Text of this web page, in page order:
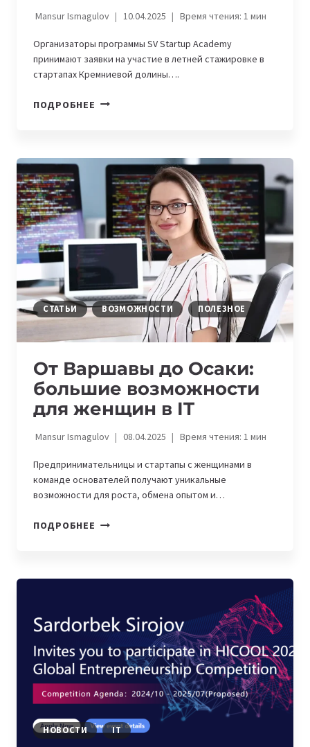
Mansur Ismagulov 10.04.2025 Время чтения: 1мин
Организаторы программы SV Startup Academy
принимают заявки на участие в летней стажировке в
стартапах Кремниевой долины….
ПОДРОБНЕЕ ОТКРЫТ
СТАРТАПАХ
КРЕМНИЕВОЙ
ДОЛИНЫ
ДЛЯ
ШКОЛЬНИКОВ
СТАТЬИ ВОЗМОЖНОСТИ ПОЛЕЗНОЕ
От Варшавы до Осаки:
большие возможности
для женщин в IT
Mansur Ismagulov 08.04.2025 Время чтения: 1мин
Предпринимательницы и стартапы с женщинами в
команде основателей получают уникальные
возможности для роста, обмена опытом и…
ПОДРОБНЕЕ ОТ
ДЛЯ
ЖЕНЩИН
В
IT
НОВОСТИ IT